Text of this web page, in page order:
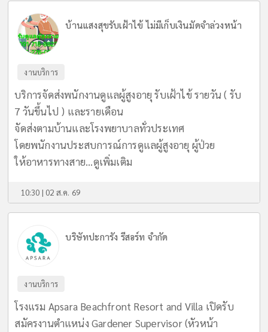
บ้านแสงสุขรับเฝ้าไข้ ไม่มีเก็บเงินมัดจำล่วงหน้า
งานบริการ
บริการจัดส่งพนักงานดูแลผู้สูงอายุ รับเฝ้าไข้ รายวัน ( รับ
7 วันขึ้นไป ) และรายเดือน
จัดส่งตามบ้านและโรงพยาบาลทั่วประเทศ
โดยพนักงานประสบการณ์การดูแลผู้สูงอายุ ผู้ป่วย
ให้อาหารทางสาย...ดูเพิ่มเติม
10:30 | 02 ส.ค. 69
บริษัทปะการัง รีสอร์ท จำกัด
งานบริการ
โรงแรม Apsara Beachfront Resort and Villa เปิดรับ
สมัครงานตำแหน่ง Gardener Supervisor (หัวหน้า